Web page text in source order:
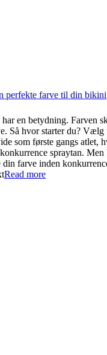
perfekte farve til din bikini
en betydning. Farven
Så hvor starter du?
som første gangs atlet,
spraytan.
din farve inden
Read more